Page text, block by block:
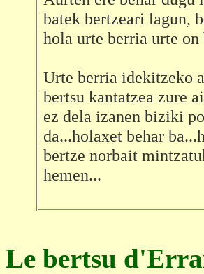
batek bertzeari lagun,
hola urte berria urte on
Urte berria idekitzeko
bertsu kantatzea zure
ez dela izanen biziki
da...holaxet behar
bertze norbait
hemen...
Le bertsu